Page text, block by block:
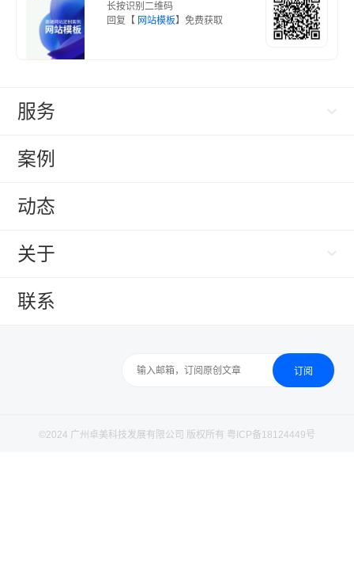
长按识别二维码
回复【 网站模板】免费获取
服务
案例
动态
关于
联系
©2024 广州卓美科技发展有限公司 版权所有 粤ICP备18124449号